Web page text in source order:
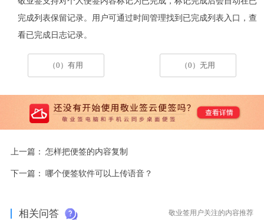
完成列表保留记录。用户可通过时间管理找到已完成列表入口，查
看已完成日志记录。
（0）有用 （0）无用
上一篇： 怎样把便签的内容复制
下一篇： 哪个便签软件可以上传语音？
相关问答 敬业签用户关注的内容推荐